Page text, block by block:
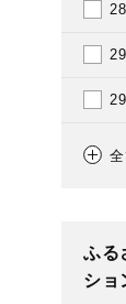
318
ふる
ショ